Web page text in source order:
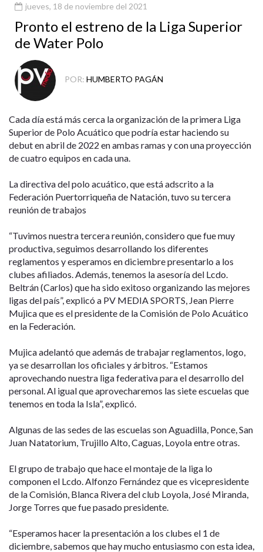
jueves, 18 de noviembre del 2021
Pronto el estreno de la Liga Superior
de Water Polo
POR: HUMBERTO PAGÁN
Cada día está más cerca la organización de la primera Liga
Superior de Polo Acuático que podría estar haciendo su
debut en abril de 2022 en ambas ramas y con una proyección
de cuatro equipos en cada una.
La directiva del polo acuático, que está adscrito a la
Federación Puertorriqueña de Natación, tuvo su tercera
reunión de trabajos
“Tuvimos nuestra tercera reunión, considero que fue muy
productiva, seguimos desarrollando los diferentes
reglamentos y esperamos en diciembre presentarlo a los
clubes afiliados. Además, tenemos la asesoría del Lcdo.
Beltrán (Carlos) que ha sido exitoso organizando las mejores
ligas del país”, explicó a PV MEDIA SPORTS, Jean Pierre
Mujica que es el presidente de la Comisión de Polo Acuático
en la Federación.
Mujica adelantó que además de trabajar reglamentos, logo,
ya se desarrollan los oficiales y árbitros. “Estamos
aprovechando nuestra liga federativa para el desarrollo del
personal. Al igual que aprovecharemos las siete escuelas que
tenemos en toda la Isla”, explicó.
Algunas de las sedes de las escuelas son Aguadilla, Ponce, San
Juan Natatorium, Trujillo Alto, Caguas, Loyola entre otras.
El grupo de trabajo que hace el montaje de la liga lo
componen el Lcdo. Alfonzo Fernández que es vicepresidente
de la Comisión, Blanca Rivera del club Loyola, José Miranda,
Jorge Torres que fue pasado presidente.
“Esperamos hacer la presentación a los clubes el 1 de
diciembre, sabemos que hay mucho entusiasmo con esta idea,